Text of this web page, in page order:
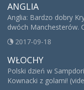
ANGLIA
Anglia: Bardzo dobry
dwóch Manchesterów.
2017-09-18
WŁOCHY
Polski dzień w
Kownacki z golami!